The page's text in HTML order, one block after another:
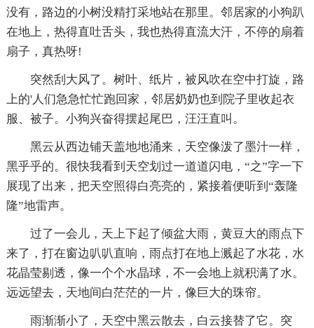
没有，路边的小树没精打采地站在那里。邻居家的小狗趴
在地上，热得直吐舌头，我也热得直流大汗，不停的扇着
扇子，真热呀!
突然刮大风了。树叶、纸片，被风吹在空中打旋，路
上的'人们急急忙忙跑回家，邻居奶奶也到院子里收起衣
服、被子。小狗兴奋得摆起尾巴，汪汪直叫。
黑云从西边铺天盖地地涌来，天空像泼了墨汁一样，
黑乎乎的。很快我看到天空划过一道道闪电，“之”字一下
展现了出来，把天空照得白亮亮的，紧接着便听到“轰隆
隆”地雷声。
过了一会儿，天上下起了倾盆大雨，黄豆大的雨点下
来了，打在窗边叭叭直响，雨点打在地上溅起了水花，水
花晶莹剔透，像一个个水晶球，不一会地上就积满了水。
远远望去，天地间白茫茫的一片，像巨大的珠帘。
雨渐渐小了，天空中黑云散去，白云接替了它。突